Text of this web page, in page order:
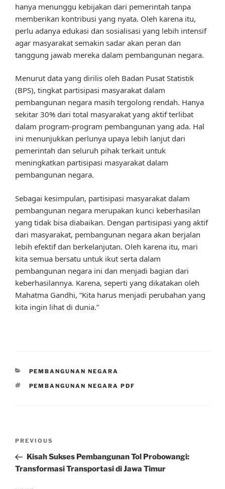
hanya menunggu kebijakan dari pemerintah tanpa
memberikan kontribusi yang nyata. Oleh karena itu,
perlu adanya edukasi dan sosialisasi yang lebih intensif
agar masyarakat semakin sadar akan peran dan
tanggung jawab mereka dalam pembangunan negara.
Menurut data yang dirilis oleh Badan Pusat Statistik
(BPS), tingkat partisipasi masyarakat dalam
pembangunan negara masih tergolong rendah. Hanya
sekitar 30% dari total masyarakat yang aktif terlibat
dalam program-program pembangunan yang ada. Hal
ini menunjukkan perlunya upaya lebih lanjut dari
pemerintah dan seluruh pihak terkait untuk
meningkatkan partisipasi masyarakat dalam
pembangunan negara.
Sebagai kesimpulan, partisipasi masyarakat dalam
pembangunan negara merupakan kunci keberhasilan
yang tidak bisa diabaikan. Dengan partisipasi yang aktif
dari masyarakat, pembangunan negara akan berjalan
lebih efektif dan berkelanjutan. Oleh karena itu, mari
kita semua bersatu untuk ikut serta dalam
pembangunan negara ini dan menjadi bagian dari
keberhasilannya. Karena, seperti yang dikatakan oleh
Mahatma Gandhi, “Kita harus menjadi perubahan yang
kita ingin lihat di dunia.”
CATEGORIES
PEMBANGUNAN NEGARA
TAGS
PEMBANGUNAN NEGARA PDF
Previous
Post
PREVIOUS
Kisah Sukses Pembangunan Tol Probowangi:
Transformasi Transportasi di Jawa Timur